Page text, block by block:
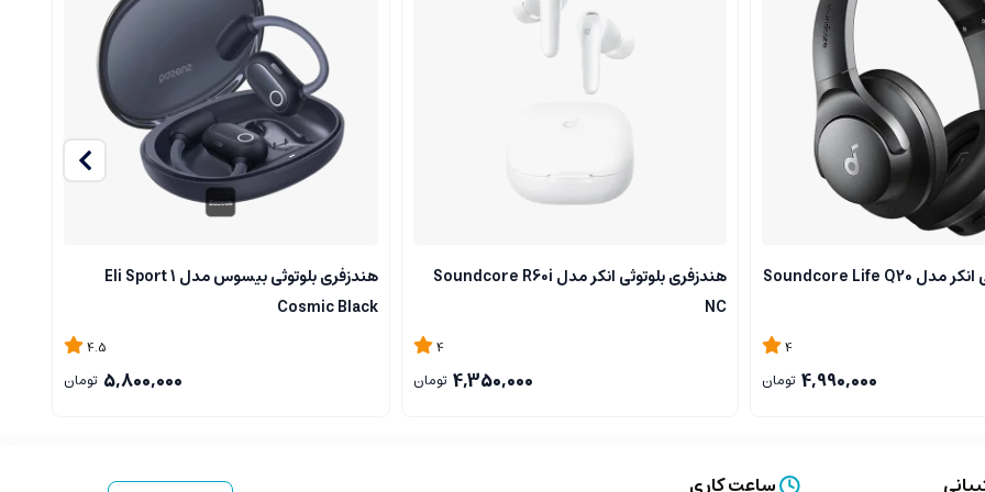
هدست بلوتوثی انکر مدل Soundcore Life Q20
4
4,990,000 تومان
هندزفری بلوتوثی انکر مدل Soundcore R60i
NC
4
4,350,000 تومان
هندزفری بلوتوثی بیسوس مدل Eli Sport 1
Cosmic Black
4.5
5,800,000 تومان
ساعت کاری